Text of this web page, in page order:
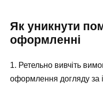
Як уникнути
оформленні
1. Ретельно вивчіть
оформлення догляду за